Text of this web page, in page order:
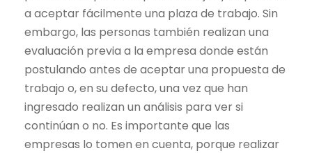
a aceptar fácilmente una plaza de trabajo. Sin
embargo, las personas también realizan una
evaluación previa a la empresa donde están
postulando antes de aceptar una propuesta de
trabajo o, en su defecto, una vez que han
ingresado realizan un análisis para ver si
continúan o no. Es importante que las
empresas lo tomen en cuenta, porque realizar